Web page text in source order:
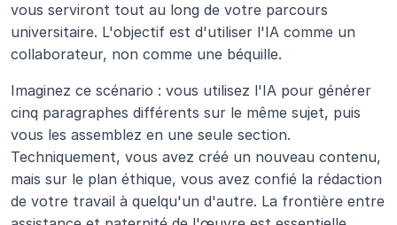
vous serviront tout au long de votre parcours
universitaire. L'objectif est d'utiliser l'IA comme un
collaborateur, non comme une béquille.
Imaginez ce scénario : vous utilisez l'IA pour générer
cinq paragraphes différents sur le même sujet, puis
vous les assemblez en une seule section.
Techniquement, vous avez créé un nouveau contenu,
mais sur le plan éthique, vous avez confié la rédaction
de votre travail à quelqu'un d'autre. La frontière entre